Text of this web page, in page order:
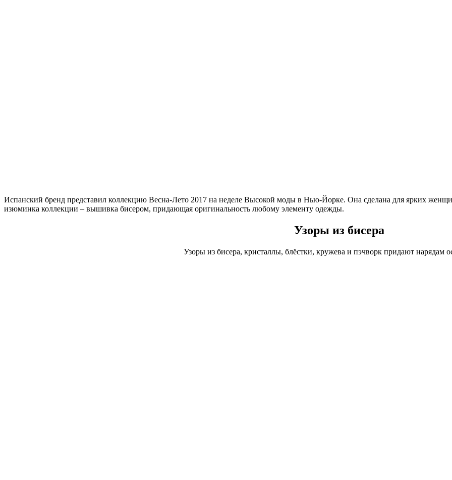
Испанский бренд представил коллекцию Весна-Лето 2017 на неделе Высокой моды в Нью-Йорке. Она сделана для ярких
изюминка коллекции – вышивка бисером, придающая оригинальность любому элементу одежды.
Узоры из бисера
Узоры из бисера, кристаллы, блёстки, кружева и пэчворк придают нарядам